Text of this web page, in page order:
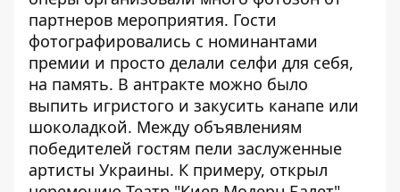
партнеров мероприятия. Гости
фотографировались с номинантами
премии и просто делали селфи для себя,
на память. В антракте можно было
выпить игристого и закусить канапе или
шоколадкой. Между объявлениям
победителей гостям пели заслуженные
артисты Украины. К примеру, открыл